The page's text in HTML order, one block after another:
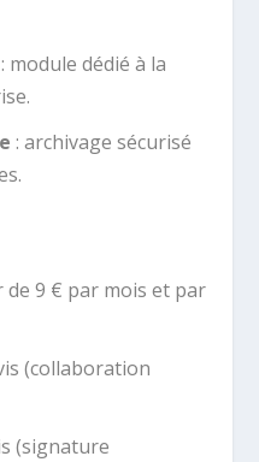
module dédié à la
: archivage sécurisé
de 9 € par mois et par
(collaboration
(signature